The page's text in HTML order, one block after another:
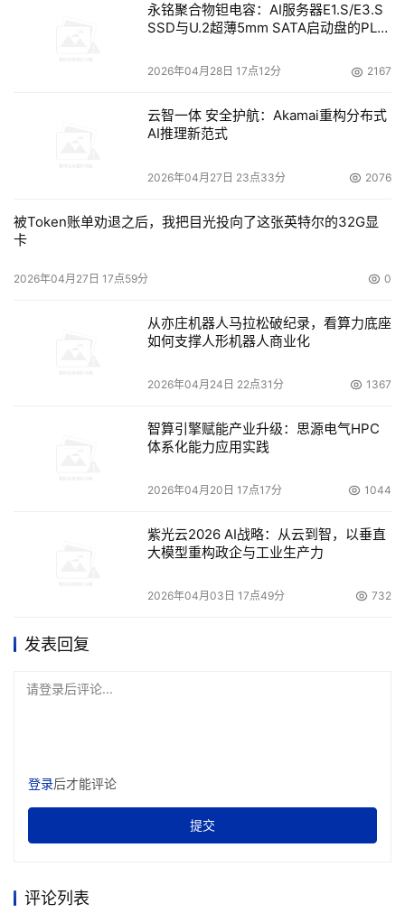
提升了系统性能：本方案采用了两台备份服务器，每台
备份服务器都分担了一部分备份任务，与方案一相比较，不
仅提升了备份服务器的性能而且也节约了大楼间网络传输的
本方案是通过异地数据备份来达到数据容灾的目的。 当
况下,这是一个既经济有稳妥的方案。
方案的关键点
如前所述，容灾不但是一个技术问题，更是一个工程问
解决了传统技术构建的容灾系统的扩展性和延伸性受限
克服了因对数据传输介质专门要求而带来用户成本增高
问题。以前在建造容灾系统过程中，容灾专线的建设占用了
用户很大的投资。而存储工程师提供的方案由于采用比较普
及的传输介质，如支持TCP／IP 网络，这样易于实施，更
解决了一般容灾系统的比较封闭问题。本方案容灾具有
利用其它技术构建容灾系统存在技术复杂，使用、维护
永铭聚合物钽电容：AI服务器E1.S/E3.S
SSD与U.2超薄5mm SATA启动盘的PLP
2026年04月28日 17点12分 2167
云智一体 安全护航：Akamai重构分布式
AI推理新范式
2026年04月27日 23点33分 2076
被Token账单劝退之后，我把目光投向了这张英特尔的32G显
卡
2026年04月27日 17点59分 0
从亦庄机器人马拉松破纪录，看算力底座
如何支撑人形机器人商业化
2026年04月24日 22点31分 1367
智算引擎赋能产业升级：思源电气HPC
体系化能力应用实践
2026年04月20日 17点17分 1044
紫光云2026 AI战略：从云到智，以垂直
大模型重构政企与工业生产力
2026年04月03日 17点49分 732
发表回复
请登录后评论...
登录后才能评论
提交
评论列表